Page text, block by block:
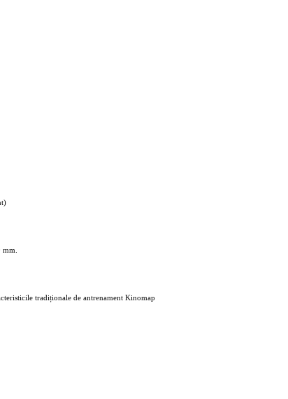
mm.
tradiționale de antrenament Kinomap